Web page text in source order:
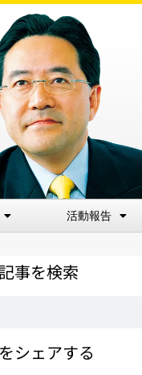
活動報告
事を検索
シェアする